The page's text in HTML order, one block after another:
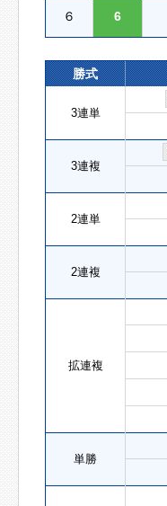
６ 6
勝式
3連単
3連複
2連単
2連複
拡連複
単勝